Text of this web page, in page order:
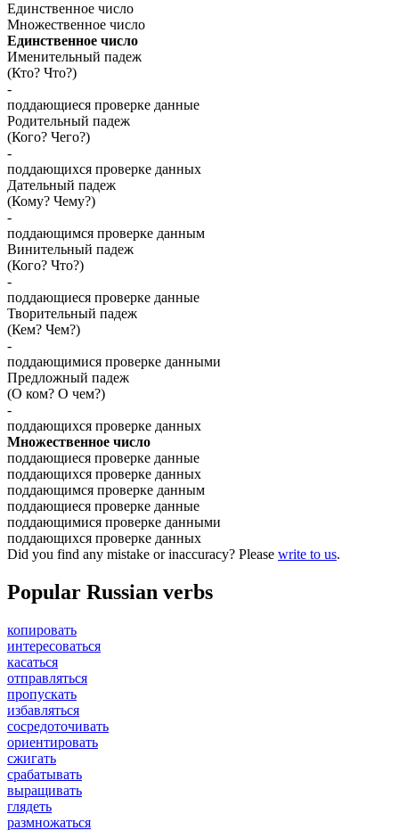
Единственное число
Множественное число
Единственное число
Именительный падеж
(Кто? Что?)
-
поддающиеся проверке данные
Родительный падеж
(Кого? Чего?)
-
поддающихся проверке данных
Дательный падеж
(Кому? Чему?)
-
поддающимся проверке данным
Винительный падеж
(Кого? Что?)
-
поддающиеся проверке данные
Творительный падеж
(Кем? Чем?)
-
поддающимися проверке данными
Предложный падеж
(О ком? О чем?)
-
поддающихся проверке данных
Множественное число
поддающиеся проверке данные
поддающихся проверке данных
поддающимся проверке данным
поддающиеся проверке данные
поддающимися проверке данными
поддающихся проверке данных
Did you find any mistake or inaccuracy? Please write to us.
Popular Russian verbs
копировать
интересоваться
касаться
отправляться
пропускать
избавляться
сосредоточивать
ориентировать
сжигать
срабатывать
выращивать
глядеть
размножаться